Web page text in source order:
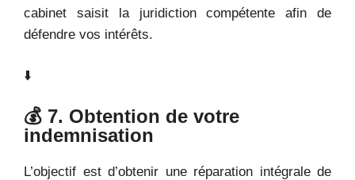
cabinet saisit la juridiction compétente afin de
défendre vos intérêts.
⬇️
💰 7. Obtention de votre
indemnisation
L’objectif est d’obtenir une réparation intégrale de